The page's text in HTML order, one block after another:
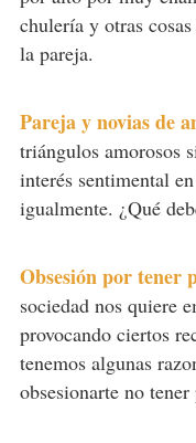
chulería y otras
la pareja.
Pareja y novias de
triángulos amorosos
interés sentimental
igualmente. ¿Qué
Obsesión por tener
sociedad nos quiere
provocando ciertos
tenemos algunas
obsesionarte no tener